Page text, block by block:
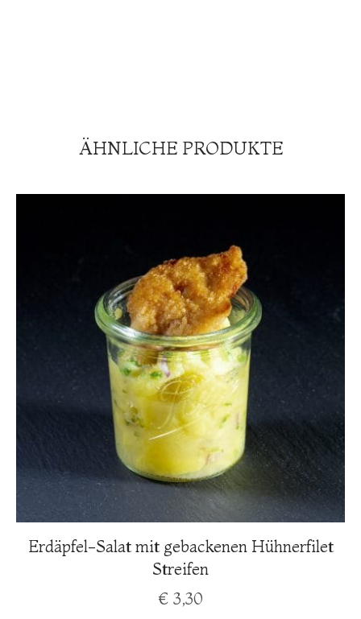
ÄHNLICHE PRODUKTE
Erdäpfel-Salat mit gebackenen Hühnerfilet
Streifen
€ 3,30